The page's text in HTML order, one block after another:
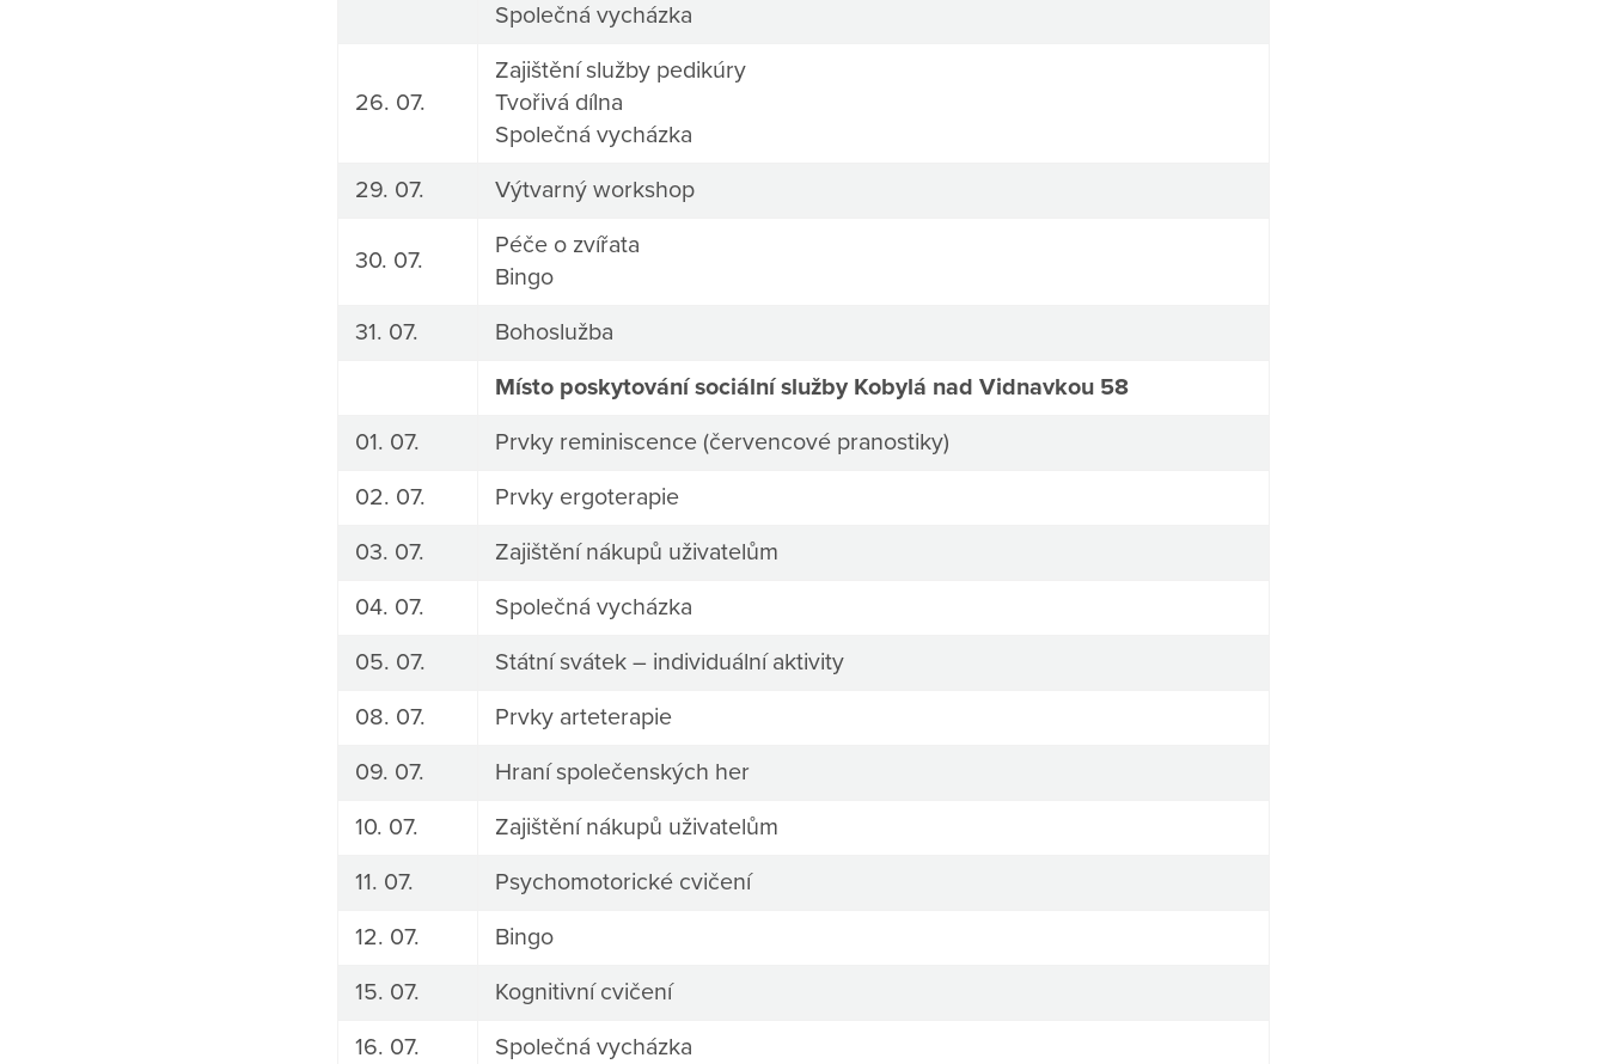
Společná vycházka
26. 07.
Zajištění služby pedikúry
Tvořivá dílna
Společná vycházka
29. 07.
Výtvarný workshop
30. 07.
Péče o zvířata
Bingo
31. 07.
Bohoslužba
Místo poskytování sociální služby Kobylá nad Vidnavkou 58
01. 07.
Prvky reminiscence (červencové pranostiky)
02. 07.
Prvky ergoterapie
03. 07.
Zajištění nákupů uživatelům
04. 07.
Společná vycházka
05. 07.
Státní svátek – individuální aktivity
08. 07.
Prvky arteterapie
09. 07.
Hraní společenských her
10. 07.
Zajištění nákupů uživatelům
11. 07.
Psychomotorické cvičení
12. 07.
Bingo
15. 07.
Kognitivní cvičení
16. 07.
Společná vycházka